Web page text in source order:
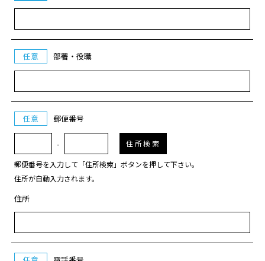
任意 部署・役職
任意 郵便番号
- 住所検索
郵便番号を入力して「住所検索」ボタンを押して下さい。
住所が自動入力されます。
住所